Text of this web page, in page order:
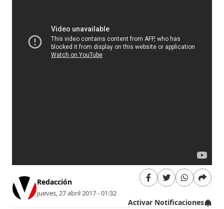
Redacción
jueves, 27 abril 2017 - 01:32
Activar Notificaciones